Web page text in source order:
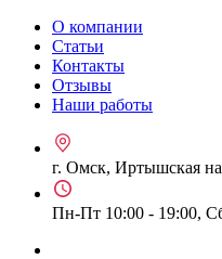
О компании
Статьи
Контакты
Отзывы
Наши работы
г. Омск, Иртышская
Пн-Пт 10:00 - 19:00,